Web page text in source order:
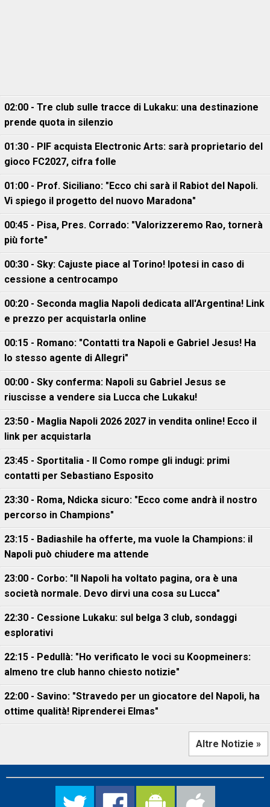
02:00 - Tre club sulle tracce di Lukaku: una destinazione
prende quota in silenzio
01:30 - PIF acquista Electronic Arts: sarà proprietario del
gioco FC2027, cifra folle
01:00 - Prof. Siciliano: "Ecco chi sarà il Rabiot del Napoli.
Vi spiego il progetto del nuovo Maradona"
00:45 - Pisa, Pres. Corrado: "Valorizzeremo Rao, tornerà
più forte"
00:30 - Sky: Cajuste piace al Torino! Ipotesi in caso di
cessione a centrocampo
00:20 - Seconda maglia Napoli dedicata all'Argentina! Link
e prezzo per acquistarla online
00:15 - Romano: "Contatti tra Napoli e Gabriel Jesus! Ha
lo stesso agente di Allegri"
00:00 - Sky conferma: Napoli su Gabriel Jesus se
riuscisse a vendere sia Lucca che Lukaku!
23:50 - Maglia Napoli 2026 2027 in vendita online! Ecco il
link per acquistarla
23:45 - Sportitalia - Il Como rompe gli indugi: primi
contatti per Sebastiano Esposito
23:30 - Roma, Ndicka sicuro: "Ecco come andrà il nostro
percorso in Champions"
23:15 - Badiashile ha offerte, ma vuole la Champions: il
Napoli può chiudere ma attende
23:00 - Corbo: "Il Napoli ha voltato pagina, ora è una
società normale. Devo dirvi una cosa su Lucca"
22:30 - Cessione Lukaku: sul belga 3 club, sondaggi
esplorativi
22:15 - Pedullà: "Ho verificato le voci su Koopmeiners:
almeno tre club hanno chiesto notizie"
22:00 - Savino: "Stravedo per un giocatore del Napoli, ha
ottime qualità! Riprenderei Elmas"
Altre Notizie »